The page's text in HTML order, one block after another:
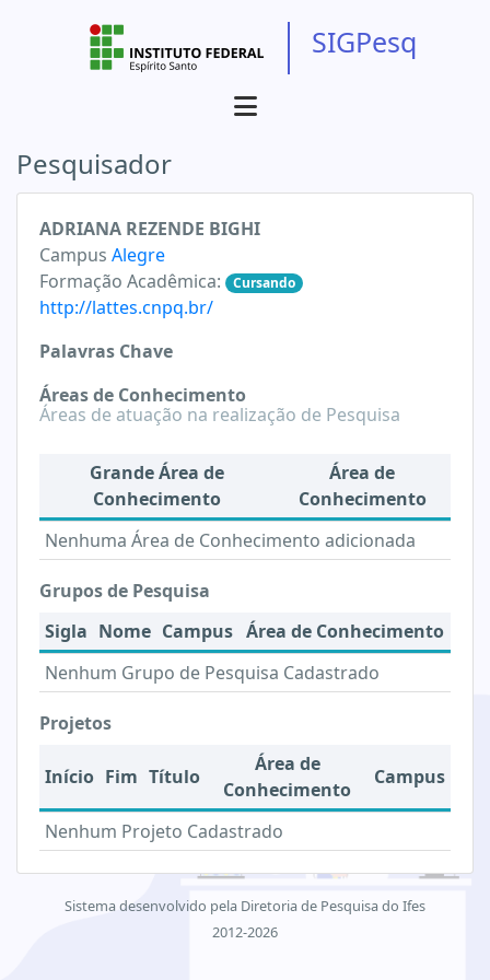
SIGPesq
Pesquisador
ADRIANA REZENDE BIGHI
Campus Alegre
Formação Acadêmica:
Cursando
http://lattes.cnpq.br/
Palavras Chave
Áreas de Conhecimento
Áreas de atuação na realização de Pesquisa
Grande Área de
Conhecimento
Área de
Conhecimento
Nenhuma Área de Conhecimento adicionada
Grupos de Pesquisa
Sigla Nome Campus Área de Conhecimento
Nenhum Grupo de Pesquisa Cadastrado
Projetos
Início Fim Título
Área de
Conhecimento
Campus
Nenhum Projeto Cadastrado
Sistema desenvolvido pela Diretoria de Pesquisa do Ifes
2012-2026